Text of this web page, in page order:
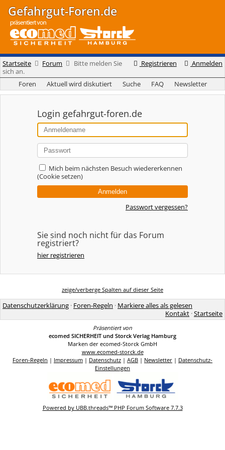
Gefahrgut-Foren.de
Registrieren Anmelden
Startseite Forum
Bitte melden Sie
sich an.
Foren
Aktuell wird diskutiert Suche FAQ Newsletter
Login gefahrgut-foren.de
Mich beim nächsten Besuch wiedererkennen
(Cookie setzen)
Passwort vergessen?
Sie sind noch nicht für das Forum
registriert?
hier registrieren
zeige/verberge Spalten auf dieser Seite
Datenschutzerklärung · Foren-Regeln · Markiere alles als gelesen
Kontakt ·Startseite
Präsentiert von
ecomed SICHERHEIT und Storck Verlag Hamburg
Marken der ecomed-Storck GmbH
www.ecomed-storck.de
Foren-Regeln | Impressum | Datenschutz | AGB | Newsletter | Datenschutz-
Einstellungen
Powered by UBB.threads™ PHP Forum Software 7.7.3